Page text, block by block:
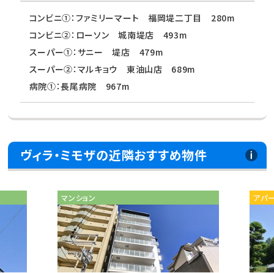
コンビニ①：ファミリーマート 福岡堤二丁目 280m
コンビニ②：ローソン 城南堤店 493m
スーパー①：サニー 堤店 479m
スーパー②：マルキョウ 東油山店 689m
病院①：長尾病院 967m
ヴィラ・ミモザの近隣おすすめ物件
マンション アパ